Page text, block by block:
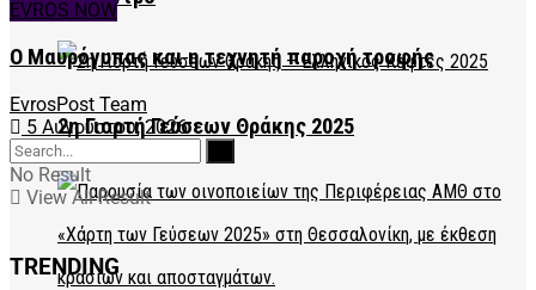
2η Γιορτή Γεύσεων Θράκης 2025
EVROS NOW
Ο Μαυρόγυπας και η τεχνητή παροχή τροφής
EvrosPost Team
5 Αυγούστου, 2026
No Result
View All Result
TRENDING